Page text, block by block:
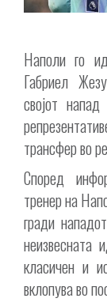
Наполи го
Габриел
својот
трансфер во
Според
тренер на
гради
неизвесната
класичен и
вклопува во